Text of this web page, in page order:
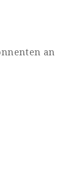
an